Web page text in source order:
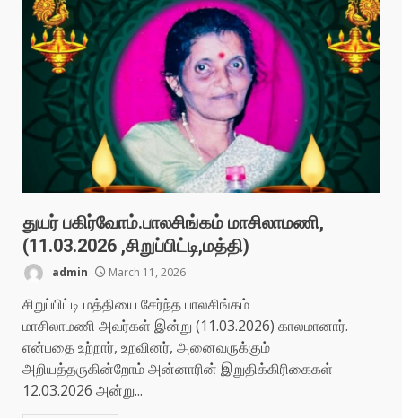
துயர் பகிர்வோம்.பாலசிங்கம் மாசிலாமணி,
(11.03.2026 ,சிறுப்பிட்டி,மத்தி)
admin March 11, 2026
சிறுப்பிட்டி மத்தியை சேர்ந்த பாலசிங்கம்
மாசிலாமணி அவர்கள் இன்று (11.03.2026) காலமானார்.
என்பதை உற்றார், உறவினர், அனைவருக்கும்
அறியத்தருகின்றோம் அன்னாரின் இறுதிக்கிரிகைகள்
12.03.2026 அன்று...